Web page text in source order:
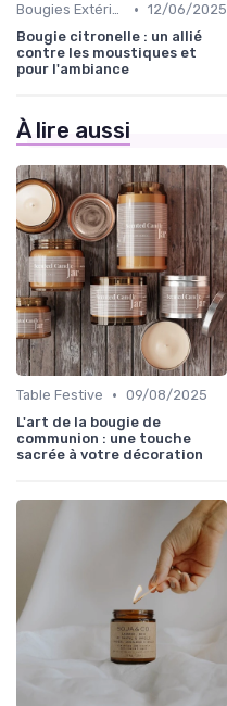
Bougies Extérieures • 12/06/2025
Bougie citronelle : un allié
contre les moustiques et
pour l'ambiance
À lire aussi
Table Festive • 09/08/2025
L'art de la bougie de
communion : une touche
sacrée à votre décoration